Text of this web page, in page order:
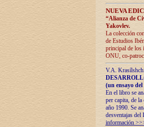
NUEVA
“Alianza de
Yakovlev.
La colección
de Estudios
principal de los
ONU, co-
V.A.
(un ensayo
En el libro se
per capita, de
año 1990. Se
desventajas
información